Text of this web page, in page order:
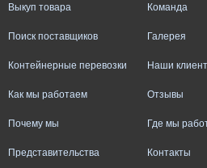
Выкуп товара
Поиск поставщиков
Контейнерные перевозки
Как мы работаем
Почему мы
Представительства
Команда
Галерея
Наши
Отзывы
Где мы
Контакты